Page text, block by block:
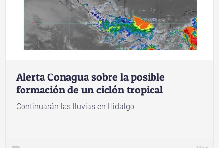
Alerta Conagua sobre la posible
formación de un ciclón tropical
Continuarán las lluvias en Hidalgo